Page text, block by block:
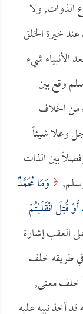
الذوات, ولا
خيرة الخلق
شيء
وقع بين
الخلاف
وعلا شيئاً
بين الذات
وَمَا مُحَمَّدٌ
قُتِلَ انْقَلَبْتُمْ
على العقب إشارة
في طريقه خلف
خلف معنى,
أخذ نبيه عليه